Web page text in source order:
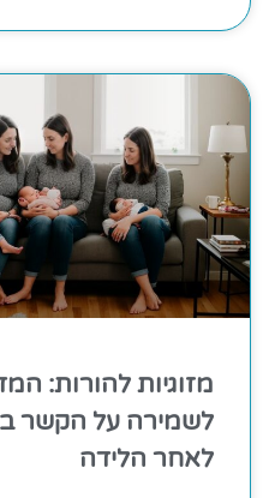
מזוגיות להורות:
לשמירה על הקשר
לאחר הלידה